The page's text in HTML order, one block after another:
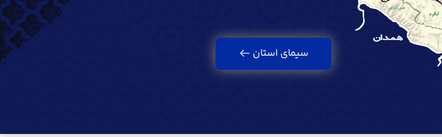
سیمای استان